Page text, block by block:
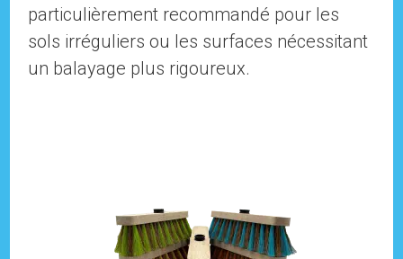
particulièrement recommandé pour les
sols irréguliers ou les surfaces nécessitant
un balayage plus rigoureux.